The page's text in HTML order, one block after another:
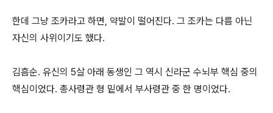
한데 그냥 조카라고 하면, 약발이 떨어진다. 그 조카는 다름 아닌
자신의 사위이기도 했다.
김흠순. 유신의 5살 아래 동생인 그 역시 신라군 수뇌부 핵심 중의
핵심이었다. 총사령관 형 밑에서 부사령관 중 한 명이었다.